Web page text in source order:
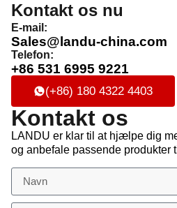
Kontakt os nu
E-mail:
Sales@landu-china.com
Telefon:
+86 531 6995 9221
(+86) 180 4322 4403
Kontakt os
LANDU er klar til at hjælpe dig
og anbefale passende produkter